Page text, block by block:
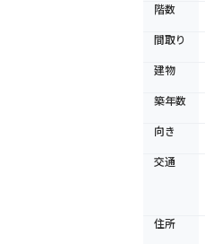
階数
間取り
建物
築年数
向き
交通
住所